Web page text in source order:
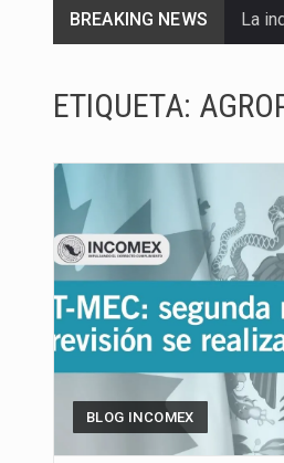
BREAKING NEWS La
El
El
El
La
Las
El
El
ETIQUETA:
BLOG INCOMEX